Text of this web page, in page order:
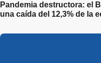
Pandemia destructora: el
una caída del 12,3% de la